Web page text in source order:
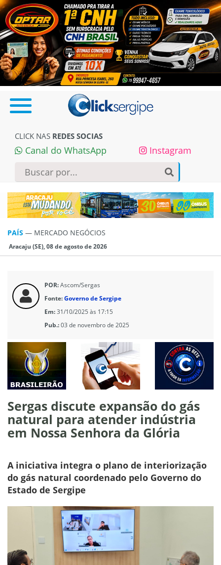
CLICK NAS REDES SOCIAS
Canal do WhatsApp Instagram
PAÍS — MERCADO NEGÓCIOS
Aracaju (SE), 08 de agosto de 2026
POR:Ascom/Sergas
Fonte:Governo de Sergipe
Em:31/10/2025 às 17:15
Pub.:03 de novembro de 2025
Sergas discute expansão do gás
natural para atender indústria
em Nossa Senhora da Glória
A iniciativa integra o plano de interiorização
do gás natural coordenado pelo Governo do
Estado de Sergipe